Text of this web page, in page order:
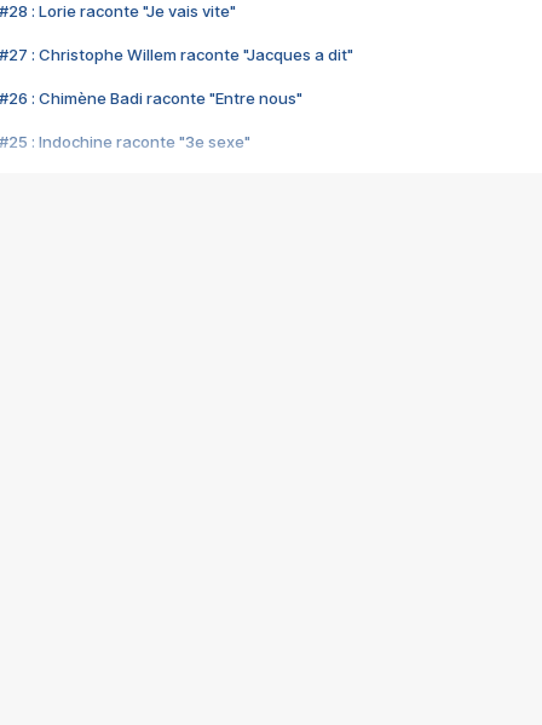
#28 : Lorie raconte "Je vais vite"
#27 : Christophe Willem raconte "Jacques a dit"
#26 : Chimène Badi raconte "Entre nous"
#25 : Indochine raconte "3e sexe"